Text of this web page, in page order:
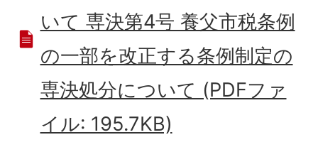
いて 専決第4号 養父市税条例
の一部を改正する条例制定の
専決処分について (PDFファ
イル: 195.7KB)